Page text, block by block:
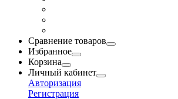
Сравнение товаров
Избранное
Корзина
Личный кабинет
Авторизация
Регистрация